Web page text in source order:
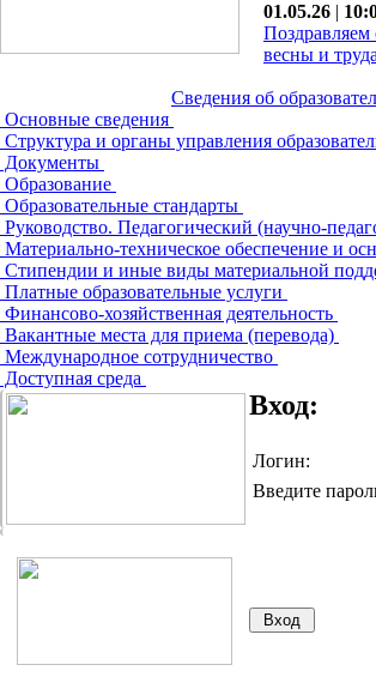
01.05.26 |
Поздравляем
весны и
Сведения об
Основные сведения
Структура и органы управления
Документы
Образование
Образовательные стандарты
Руководство. Педагогический (научно-
Материально-техническое обеспечение и
Стипендии и иные виды материальной
Платные образовательные услуги
Финансово-хозяйственная деятельность
Вакантные места для приема (перевода)
Международное сотрудничество
Доступная среда
Вход:
Логин:
Введите